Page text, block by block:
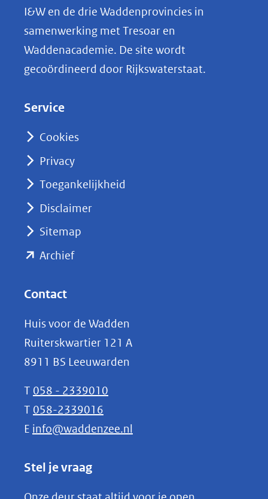
k
e
nieuw
naar
I&W en de drie Waddenprovincies in
samenwerking met Tresoar en
Waddenacademie. De site wordt
gecoördineerd door Rijkswaterstaat.
Service
Cookies
Privacy
Toegankelijkheid
Disclaimer
Sitemap
Archief(opent
(verwijst
naar
een
andere
website)
Contact
Huis voor de Wadden
Ruiterskwartier 121 A
8911 BS Leeuwarden
T 058 - 2339010
T 058-2339016
E info@waddenzee.nl
Stel je vraag